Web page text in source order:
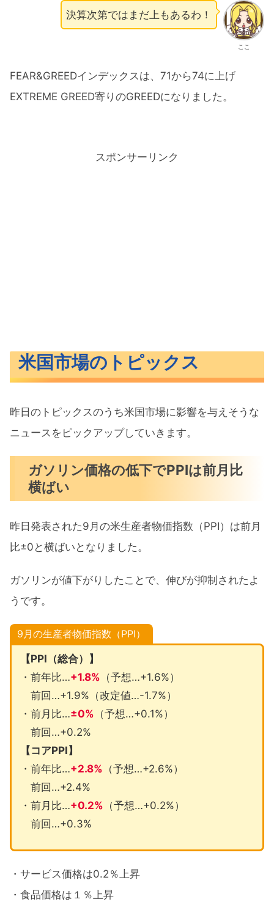
ここ
決算次第ではまだ上もあるわ！
FEAR&GREEDインデックスは、71から74に上げ
EXTREME GREED寄りのGREEDになりました。
スポンサーリンク
米国市場のトピックス
昨日のトピックスのうち米国市場に影響を与えそうな
ニュースをピックアップしていきます。
ガソリン価格の低下でPPIは前月比
横ばい
昨日発表された9月の米生産者物価指数（PPI）は前月
比±0と横ばいとなりました。
ガソリンが値下がりしたことで、伸びが抑制されたよ
うです。
9月の生産者物価指数（PPI）
【PPI（総合）】
・前年比…+1.8% （予想…+1.6%）
前回…+1.9%（改定値…-1.7%）
・前月比…±0% （予想…+0.1%）
前回…+0.2%
【コアPPI】
・前年比…+2.8% （予想…+2.6%）
前回…+2.4%
・前月比…+0.2% （予想…+0.2%）
前回…+0.3%
・サービス価格は0.2％上昇
・食品価格は１％上昇